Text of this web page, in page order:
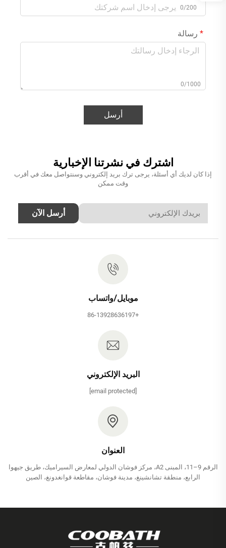
0/200
رسالة
0/1000
أرسل
اشترك في نشرتنا الإخبارية
إذا كان لديك أي أسئلة، يرجى ترك بريد إلكتروني وسنتواصل معك في أقرب
وقت ممكن
أرسل الآن
موبايل/واتساب
+86-13928636197
البريد الإلكتروني
العنوان
الرقم 9–11، المبنى A2، مركز فوشان الدولي لمعارض السيراميك، طريق جيهوا
الرابع، منطقة تشانشينغ، مدينة فوشان، مقاطعة قوانغدونغ، الصين